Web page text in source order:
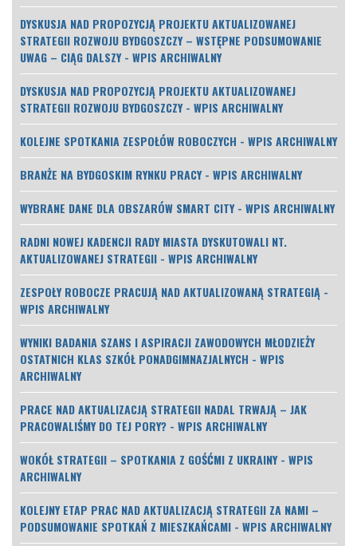
DYSKUSJA NAD PROPOZYCJĄ PROJEKTU AKTUALIZOWANEJ
STRATEGII ROZWOJU BYDGOSZCZY – WSTĘPNE PODSUMOWANIE
UWAG – CIĄG DALSZY - WPIS ARCHIWALNY
DYSKUSJA NAD PROPOZYCJĄ PROJEKTU AKTUALIZOWANEJ
STRATEGII ROZWOJU BYDGOSZCZY - WPIS ARCHIWALNY
KOLEJNE SPOTKANIA ZESPOŁÓW ROBOCZYCH - WPIS ARCHIWALNY
BRANŻE NA BYDGOSKIM RYNKU PRACY - WPIS ARCHIWALNY
WYBRANE DANE DLA OBSZARÓW SMART CITY - WPIS ARCHIWALNY
RADNI NOWEJ KADENCJI RADY MIASTA DYSKUTOWALI NT.
AKTUALIZOWANEJ STRATEGII - WPIS ARCHIWALNY
ZESPOŁY ROBOCZE PRACUJĄ NAD AKTUALIZOWANĄ STRATEGIĄ -
WPIS ARCHIWALNY
WYNIKI BADANIA SZANS I ASPIRACJI ZAWODOWYCH MŁODZIEŻY
OSTATNICH KLAS SZKÓŁ PONADGIMNAZJALNYCH - WPIS
ARCHIWALNY
PRACE NAD AKTUALIZACJĄ STRATEGII NADAL TRWAJĄ – JAK
PRACOWALIŚMY DO TEJ PORY? - WPIS ARCHIWALNY
WOKÓŁ STRATEGII – SPOTKANIA Z GOŚĆMI Z UKRAINY - WPIS
ARCHIWALNY
KOLEJNY ETAP PRAC NAD AKTUALIZACJĄ STRATEGII ZA NAMI –
PODSUMOWANIE SPOTKAŃ Z MIESZKAŃCAMI - WPIS ARCHIWALNY